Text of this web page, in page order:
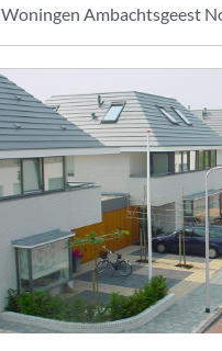
Woningen Ambachtsgeest